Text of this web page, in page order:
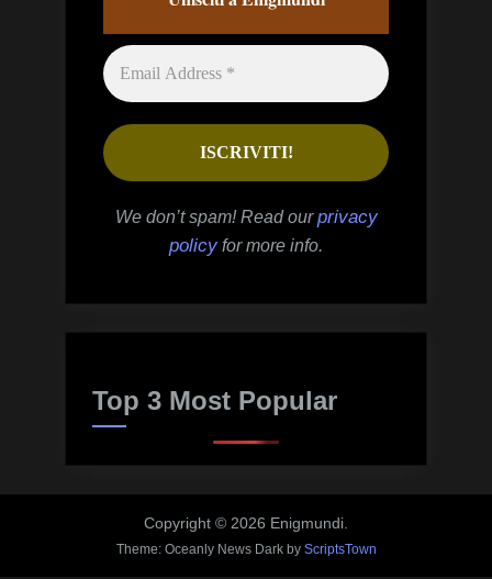
We don’t spam! Read ourprivacy
policyfor more info.
Top 3 Most Popular
Copyright © 2026 Enigmundi.
Theme: Oceanly News Dark by ScriptsTown